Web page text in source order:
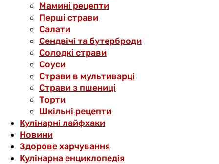
Мамині рецепти
Перші страви
Салати
Сендвічі та бутерброди
Солодкі страви
Соуси
Страви в мультиварці
Страви з пшениці
Торти
Шкільні рецепти
Кулінарні лайфхаки
Новини
Здорове харчування
Кулінарна енциклопедія